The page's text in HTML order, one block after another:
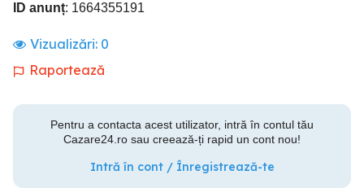
ID anunț: 1664355191
Vizualizări: 0
Raportează
Pentru a contacta acest utilizator, intră în contul tău
Cazare24.ro sau creează-ți rapid un cont nou!
Intră în cont / Înregistrează-te